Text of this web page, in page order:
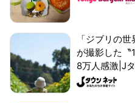
「ジブリの
が撮影した〝
8万人感激|J